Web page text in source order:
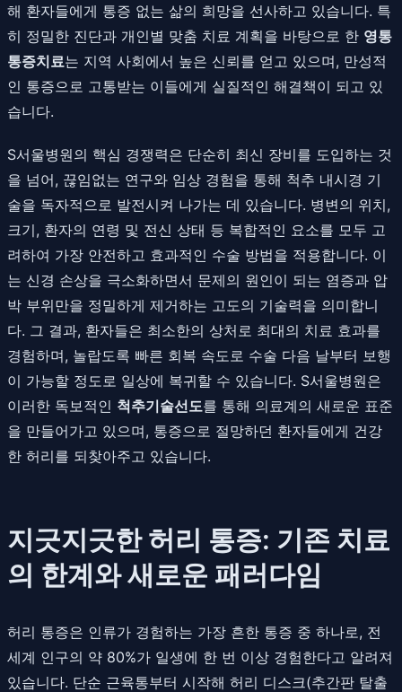
해 환자들에게 통증 없는 삶의 희망을 선사하고 있습니다. 특
히 정밀한 진단과 개인별 맞춤 치료 계획을 바탕으로 한 영통
통증치료는 지역 사회에서 높은 신뢰를 얻고 있으며, 만성적
인 통증으로 고통받는 이들에게 실질적인 해결책이 되고 있
습니다.
S서울병원의 핵심 경쟁력은 단순히 최신 장비를 도입하는 것
을 넘어, 끊임없는 연구와 임상 경험을 통해 척추 내시경 기
술을 독자적으로 발전시켜 나가는 데 있습니다. 병변의 위치,
크기, 환자의 연령 및 전신 상태 등 복합적인 요소를 모두 고
려하여 가장 안전하고 효과적인 수술 방법을 적용합니다. 이
는 신경 손상을 극소화하면서 문제의 원인이 되는 염증과 압
박 부위만을 정밀하게 제거하는 고도의 기술력을 의미합니
다. 그 결과, 환자들은 최소한의 상처로 최대의 치료 효과를
경험하며, 놀랍도록 빠른 회복 속도로 수술 다음 날부터 보행
이 가능할 정도로 일상에 복귀할 수 있습니다. S서울병원은
이러한 독보적인 척추기술선도를 통해 의료계의 새로운 표준
을 만들어가고 있으며, 통증으로 절망하던 환자들에게 건강
한 허리를 되찾아주고 있습니다.
지긋지긋한 허리 통증: 기존 치료
의 한계와 새로운 패러다임
허리 통증은 인류가 경험하는 가장 흔한 통증 중 하나로, 전
세계 인구의 약 80%가 일생에 한 번 이상 경험한다고 알려져
있습니다. 단순 근육통부터 시작해 허리 디스크(추간판 탈출